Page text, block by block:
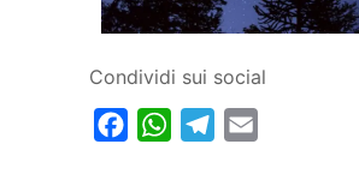
Condividi sui social
FacebookWhatsAppTelegram